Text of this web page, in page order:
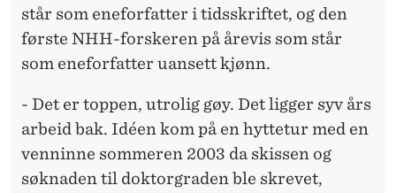
står som eneforfatter i tidsskriftet, og den
første NHH-forskeren på årevis som står
som eneforfatter uansett kjønn.
- Det er toppen, utrolig gøy. Det ligger syv års
arbeid bak. Idéen kom på en hyttetur med en
venninne sommeren 2003 da skissen og
søknaden til doktorgraden ble skrevet,